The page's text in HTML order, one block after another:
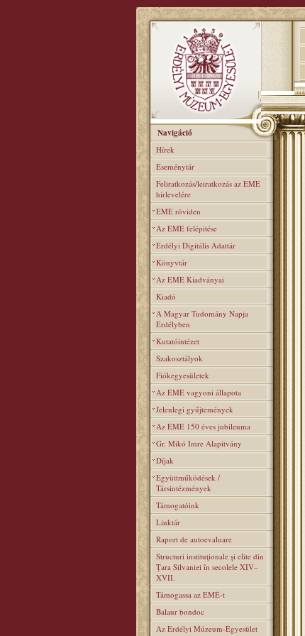
Navigáció
Hírek
Eseménytár
Feliratkozás/leiratkozás az EME
hírlevelére
EME röviden
Az EME felépitése
Erdélyi Digitális Adattár
Könyvtár
Az EME Kiadványai
Kiadó
A Magyar Tudomány Napja
Erdélyben
Kutatóintézet
Szakosztályok
Fiókegyesületek
Az EME vagyoni állapota
Jelenlegi gyűjtemények
Az EME 150 éves jubileuma
Gr. Mikó Imre Alapitvány
Díjak
Együttműködések /
Társintézmények
Támogatóink
Linktár
Raport de autoevaluare
Structuri instituţionale şi elite din
Ţara Silvaniei în secolele XIV–
XVII.
Támogassa az EMÉ-t
Balaur bondoc
Az Erdélyi Múzeum-Egyesület